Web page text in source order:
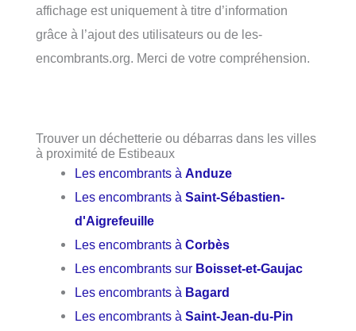
affichage est uniquement à titre d’information
grâce à l’ajout des utilisateurs ou de les-
encombrants.org. Merci de votre compréhension.
Trouver un déchetterie ou débarras dans les villes
à proximité de Estibeaux
Les encombrants àAnduze
Les encombrants àSaint-Sébastien-
d'Aigrefeuille
Les encombrants àCorbès
Les encombrants sur Boisset-et-Gaujac
Les encombrants à Bagard
Les encombrants àSaint-Jean-du-Pin